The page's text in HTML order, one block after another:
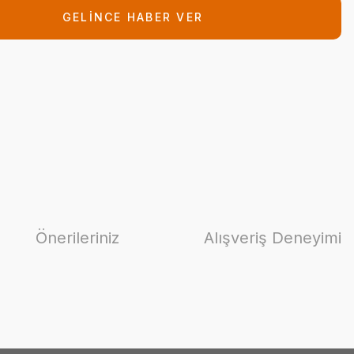
GELİNCE HABER VER
Önerileriniz Alışveriş Deneyimi